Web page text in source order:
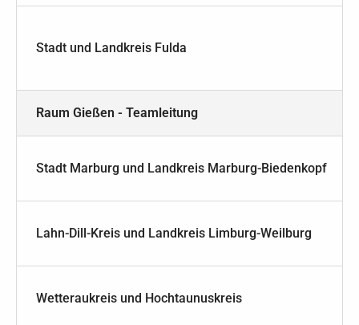
Stadt und Landkreis Fulda
Raum Gießen - Teamleitung
Stadt Marburg und Landkreis Marburg-Biedenkopf
Lahn-Dill-Kreis und Landkreis Limburg-Weilburg
Wetteraukreis und Hochtaunuskreis